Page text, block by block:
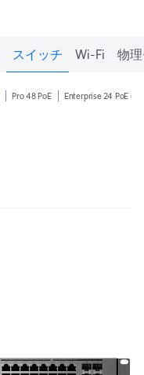
スイッチ Wi-Fi 物
Pro 48 PoE Enterprise 24 PoE